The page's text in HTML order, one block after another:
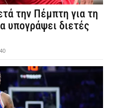
την Πέμπτη για τη
υπογράψει διετές